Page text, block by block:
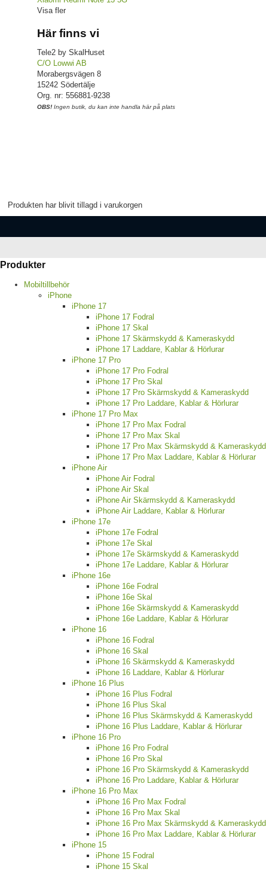
Visa fler
Här finns vi
Tele2 by SkalHuset
C/O Lowwi AB
Morabergsvägen 8
15242 Södertälje
Org. nr: 556881-9238
OBS! Ingen butik, du kan inte handla här på plats
Produkten har blivit tillagd i varukorgen
Produkter
Mobiltillbehör
iPhone
iPhone 17
iPhone 17 Fodral
iPhone 17 Skal
iPhone 17 Skärmskydd & Kameraskydd
iPhone 17 Laddare, Kablar & Hörlurar
iPhone 17 Pro
iPhone 17 Pro Fodral
iPhone 17 Pro Skal
iPhone 17 Pro Skärmskydd & Kameraskydd
iPhone 17 Pro Laddare, Kablar & Hörlurar
iPhone 17 Pro Max
iPhone 17 Pro Max Fodral
iPhone 17 Pro Max Skal
iPhone 17 Pro Max Skärmskydd & Kameraskydd
iPhone 17 Pro Max Laddare, Kablar & Hörlurar
iPhone Air
iPhone Air Fodral
iPhone Air Skal
iPhone Air Skärmskydd & Kameraskydd
iPhone Air Laddare, Kablar & Hörlurar
iPhone 17e
iPhone 17e Fodral
iPhone 17e Skal
iPhone 17e Skärmskydd & Kameraskydd
iPhone 17e Laddare, Kablar & Hörlurar
iPhone 16e
iPhone 16e Fodral
iPhone 16e Skal
iPhone 16e Skärmskydd & Kameraskydd
iPhone 16e Laddare, Kablar & Hörlurar
iPhone 16
iPhone 16 Fodral
iPhone 16 Skal
iPhone 16 Skärmskydd & Kameraskydd
iPhone 16 Laddare, Kablar & Hörlurar
iPhone 16 Plus
iPhone 16 Plus Fodral
iPhone 16 Plus Skal
iPhone 16 Plus Skärmskydd & Kameraskydd
iPhone 16 Plus Laddare, Kablar & Hörlurar
iPhone 16 Pro
iPhone 16 Pro Fodral
iPhone 16 Pro Skal
iPhone 16 Pro Skärmskydd & Kameraskydd
iPhone 16 Pro Laddare, Kablar & Hörlurar
iPhone 16 Pro Max
iPhone 16 Pro Max Fodral
iPhone 16 Pro Max Skal
iPhone 16 Pro Max Skärmskydd & Kameraskydd
iPhone 16 Pro Max Laddare, Kablar & Hörlurar
iPhone 15
iPhone 15 Fodral
iPhone 15 Skal